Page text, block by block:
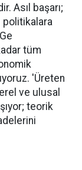
Asıl başarı;
politikalara
tüm
'Üreten
ve ulusal
teorik